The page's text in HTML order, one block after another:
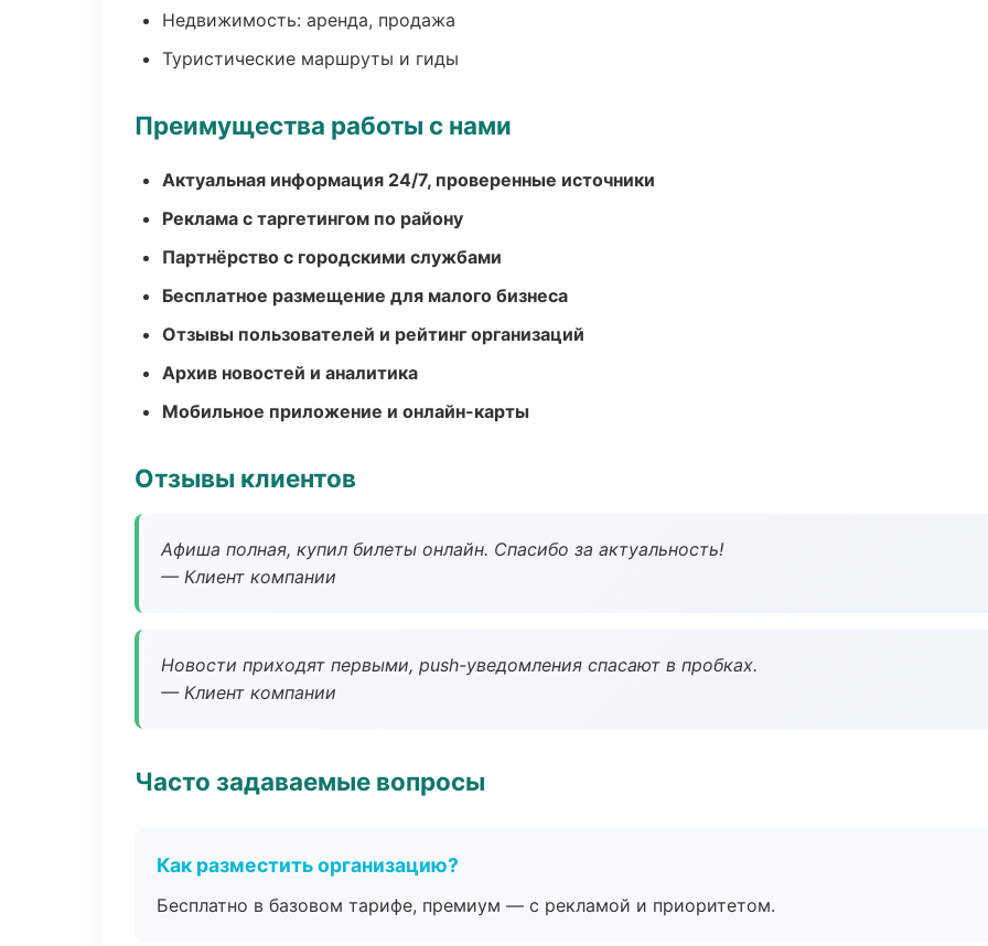
Недвижимость: аренда, продажа
Туристические маршруты и гиды
Преимущества работы с нами
Актуальная информация 24/7, проверенные источники
Реклама с таргетингом по району
Партнёрство с городскими службами
Бесплатное размещение для малого бизнеса
Отзывы пользователей и рейтинг организаций
Архив новостей и аналитика
Мобильное приложение и онлайн-карты
Отзывы клиентов
Афиша полная, купил билеты онлайн. Спасибо за актуальность!
— Клиент компании
Новости приходят первыми, push-уведомления спасают в пробках.
— Клиент компании
Часто задаваемые вопросы
Как разместить организацию?
Бесплатно в базовом тарифе, премиум — с рекламой и приоритетом.